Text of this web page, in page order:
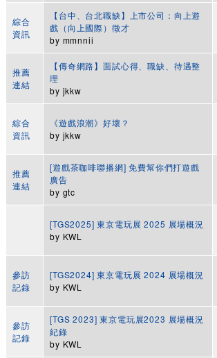
綜合
資訊
【台中、台北職缺】上市公司：向上遊
戲（向上國際）徵才
by mmnnii
推薦
連結
【傳奇網路】面試心得、職缺、待遇整
理
by jkkw
綜合
資訊
《遊戲浪潮》好壞？
by jkkw
推薦
連結
[遊戲茶咖啡聯播網] 免費幫你們打遊戲
廣告
by gtc
[TGS2025] 東京電玩展 2025 展場概況
by KWL
參訪
記錄
[TGS2024] 東京電玩展 2024 展場概況
by KWL
參訪
記錄
[TGS 2023] 東京電玩展2023 展場概況
紀錄
by KWL